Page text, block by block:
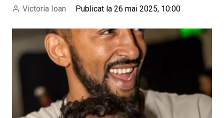
Victoria Ioan Publicat la 26 mai 2025, 10:00